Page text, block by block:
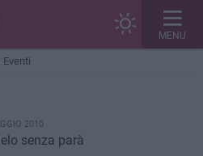
MENU
Eventi
2010
senza parà